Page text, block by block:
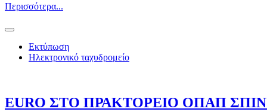
Περισσότερα...
Εκτύπωση
Ηλεκτρονικό ταχυδρομείο
EURO ΣΤΟ ΠΡΑΚΤΟΡΕΙΟ ΟΠΑΠ